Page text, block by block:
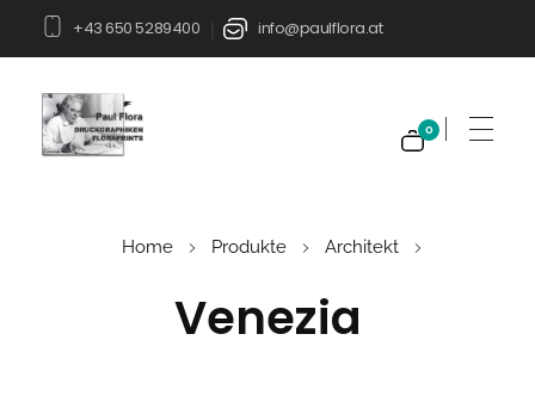
+43 650 5289400 info@paulflora.at
0
Home Produkte Architekt
Venezia